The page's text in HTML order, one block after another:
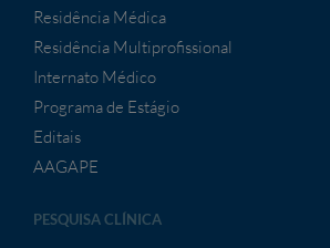
Residência Médica
Residência Multiprofissional
Internato Médico
Programa de Estágio
Editais
AAGAPE
PESQUISA CLÍNICA